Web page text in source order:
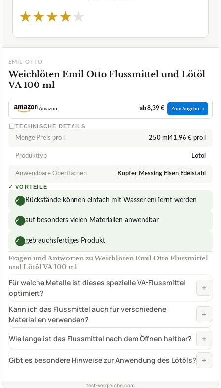
★★★★★
EMIL OTTO
Weichlöten Emil Otto Flussmittel und Lötöl
VA 100 ml
Amazon ab 8,39 € Zum Angebot »
TECHNISCHE DETAILS
Menge Preis pro l 250 ml41,96 € pro l
Produkttyp Lötöl
Anwendbare Oberflächen Kupfer Messing Eisen Edelstahl
✓ VORTEILE
✓ Rückstände können einfach mit Wasser entfernt werden
✓ auf besonders vielen Materialien anwendbar
✓ gebrauchsfertiges Produkt
Fragen und Antworten zu Weichlöten Emil Otto Flussmittel
und Lötöl VA 100 ml
Für welche Metalle ist dieses spezielle VA-Flussmittel
optimiert?
+
Kann ich das Flussmittel auch für verschiedene
Materialien verwenden?
+
Wie lange ist das Flussmittel nach dem Öffnen haltbar? +
Gibt es besondere Hinweise zur Anwendung des Lötöls? +
test-vergleiche.com